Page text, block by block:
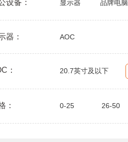
设备： 显示器 品牌电脑
器： AOC
： 20.7英寸及以下
： 0-25 26-50